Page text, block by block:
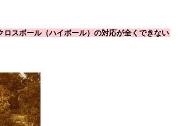
ロスボール（ハイボール）の対応が全くできない